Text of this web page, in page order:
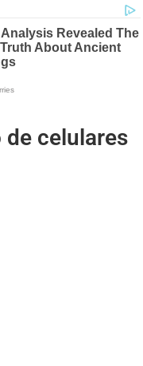
de celulares